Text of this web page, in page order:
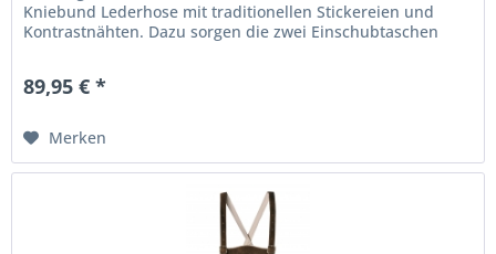
Kniebund Lederhose mit traditionellen Stickereien und
Kontrastnähten. Dazu sorgen die zwei Einschubtaschen
89,95 € *
Merken